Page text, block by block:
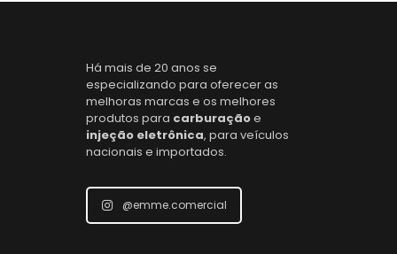
Há mais de 20 anos se
especializando para oferecer as
melhoras marcas e os melhores
produtos para carburaçãoe
injeção eletrônica, para veículos
nacionais e importados.
@emme.comercial